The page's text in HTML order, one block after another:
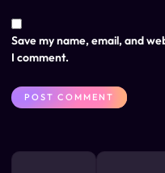
Save my name, email, and
I comment.